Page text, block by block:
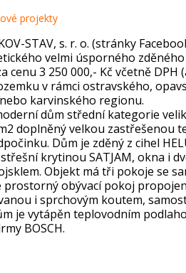
projekty
STAV, s. r. o. (stránky
velmi úsporného
cenu 3 250 000,- Kč včetně DPH
v rámci ostravského,
karvinského regionu.
dům střední kategorie
doplněný velkou zastřešenou
Dům je zděný z cihel
krytinou SATJAM, okna i
Objekt má tři pokoje se
prostorný obývací pokoj
i sprchovým koutem,
je vytápěn teplovodním
BOSCH.